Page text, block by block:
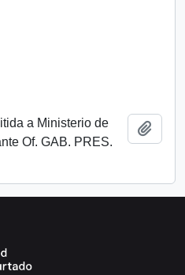
a Ministerio de
Of. GAB. PRES.